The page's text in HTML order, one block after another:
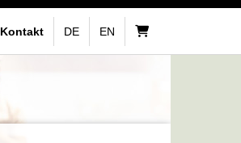
Kontakt DE EN